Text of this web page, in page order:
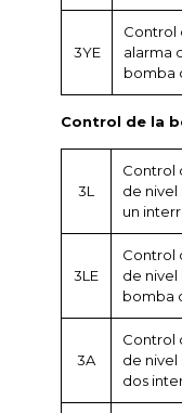
3YE
Control
alarma
bomba
Control de la
3L
Control
de nivel
un
3LE
Control
de nivel
bomba
3A
Control
de nivel
dos